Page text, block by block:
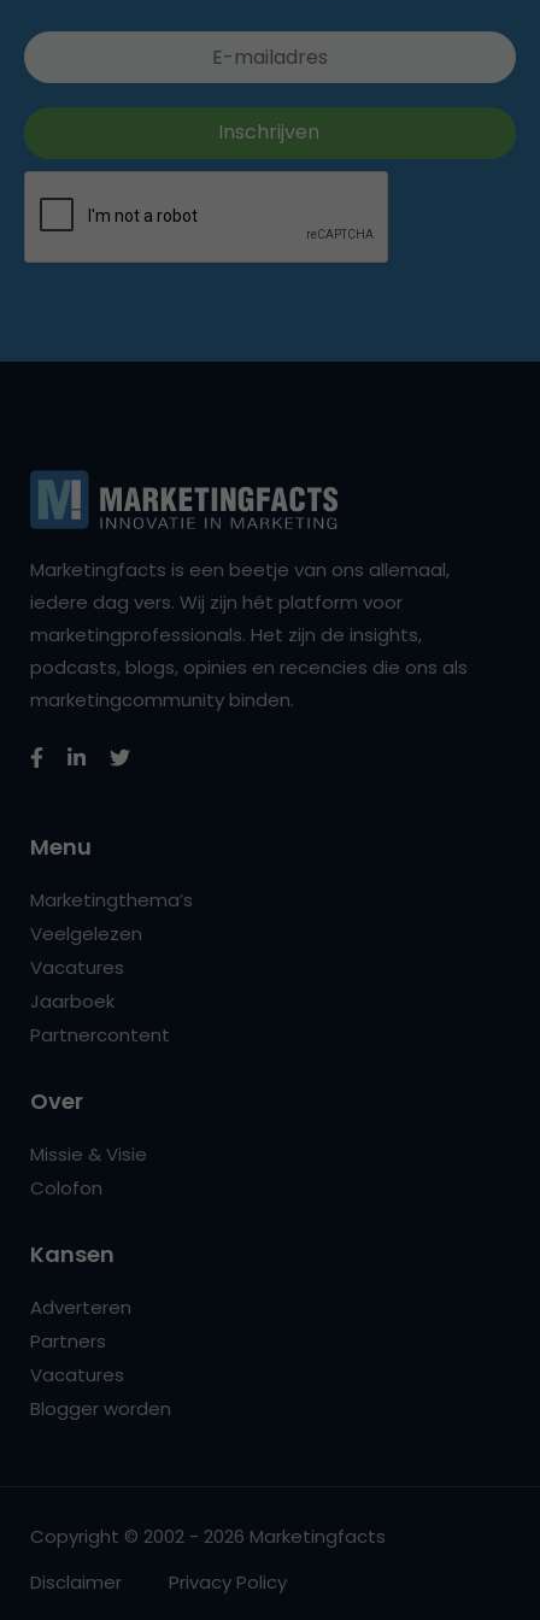
Marketingfacts is een beetje van ons allemaal,
iedere dag vers. Wij zijn hét platform voor
marketingprofessionals. Het zijn de insights,
podcasts, blogs, opinies en recencies die ons als
marketingcommunity binden.
Menu
Marketingthema’s
Veelgelezen
Vacatures
Jaarboek
Partnercontent
Over
Missie & Visie
Colofon
Kansen
Adverteren
Partners
Vacatures
Blogger worden
Copyright © 2002 - 2026 Marketingfacts
Disclaimer
Privacy Policy